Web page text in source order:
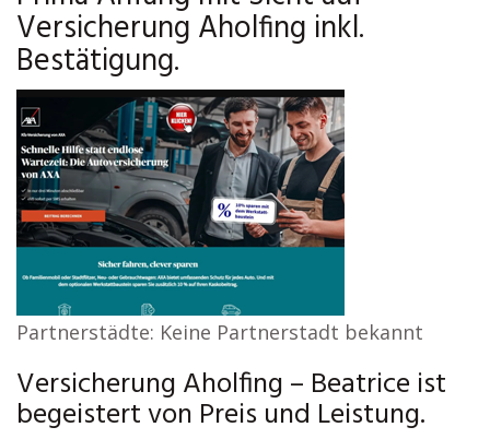
Versicherung Aholfing inkl.
Bestätigung.
Partnerstädte: Keine Partnerstadt bekannt
Versicherung Aholfing – Beatrice ist
begeistert von Preis und Leistung.